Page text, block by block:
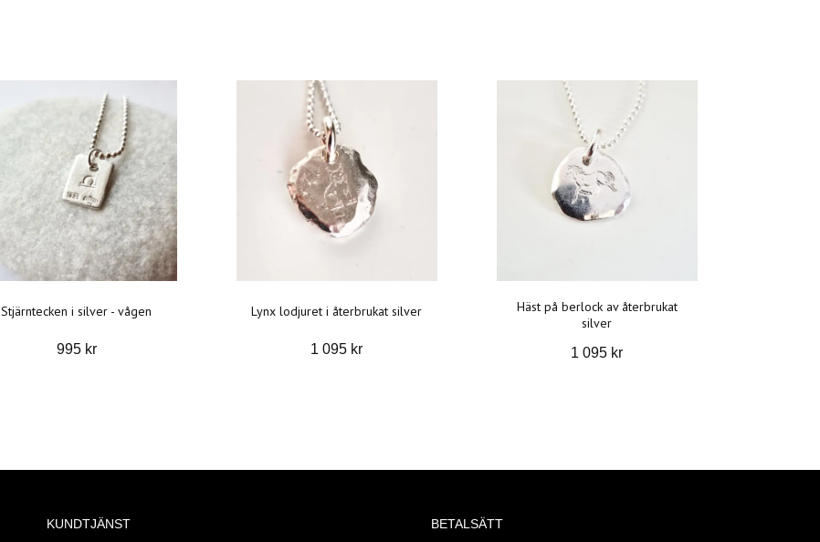
Stjärntecken i silver - vågen
995 kr
Lynx lodjuret i återbrukat silver
1 095 kr
Häst på berlock av återbrukat
silver
1 095 kr
KUNDTJÄNST BETALSÄTT